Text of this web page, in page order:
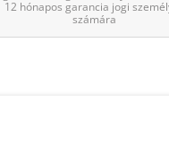
12 hónapos garancia jogi
számára